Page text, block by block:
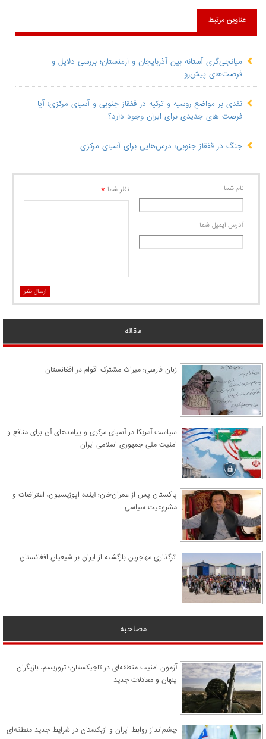
عناوین مرتبط
میانجی‌گری آستانه بین آذربایجان و ارمنستان؛ بررسی دلایل و
فرصت‌های پیش‌رو
نقدی بر مواضع روسیه و ترکیه در قفقاز جنوبی و آسیای مرکزی؛ آیا
فرصت های جدیدی برای ایران وجود دارد؟
جنگ در قفقاز جنوبی؛ درس‌هایی برای آسیای مرکزی
نام شما
آدرس ايميل شما
نظر شما *
ارسال نظر
مقاله
زبان فارسی؛ میراث مشترک اقوام در افغانستان
سیاست آمریکا در آسیای مرکزی و پیامدهای آن برای منافع و
امنیت ملی جمهوری اسلامی ایران
پاکستان پس از عمران‌خان؛ آینده اپوزیسیون، اعتراضات و
مشروعیت سیاسی
اثرگذاری مهاجرین بازگشته از ایران بر شیعیان افغانستان
مصاحبه
آزمون امنیت منطقه‌ای در تاجیکستان؛ تروریسم، بازیگران
پنهان و معادلات جدید
چشم‌انداز روابط ایران و ازبکستان در شرایط جدید منطقه‌ای